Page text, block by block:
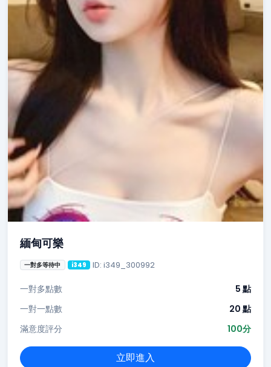
緬甸可樂
一對多等待中 i349 ID: i349_300992
一對多點數
5 點
一對一點數
20 點
滿意度評分
100分
立即進入